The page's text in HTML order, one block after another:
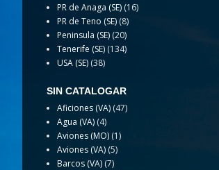
PR de Anaga (SE) (16)
PR de Teno (SE) (8)
Peninsula (SE) (20)
Tenerife (SE) (134)
USA (SE) (38)
SIN CATALOGAR
Aficiones (VA) (47)
Agua (VA) (4)
Aviones (MO) (1)
Aviones (VA) (5)
Barcos (VA) (7)